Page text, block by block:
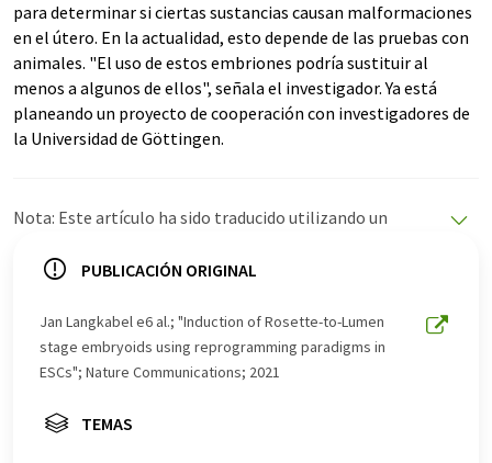
para determinar si ciertas sustancias causan malformaciones
en el útero. En la actualidad, esto depende de las pruebas con
animales. "El uso de estos embriones podría sustituir al
menos a algunos de ellos", señala el investigador. Ya está
planeando un proyecto de cooperación con investigadores de
la Universidad de Göttingen.
Nota: Este artículo ha sido traducido utilizando un
ofrece estas traducciones automáticas para presentar
este artículo ha sido traducido con traducción
automática, es posible que contenga errores de
vocabulario, sintaxis o gramática. El artículo original en
PUBLICACIÓN ORIGINAL
Jan Langkabel e6 al.; "Induction of Rosette-to-Lumen
stage embryoids using reprogramming paradigms in
ESCs"; Nature Communications; 2021
TEMAS